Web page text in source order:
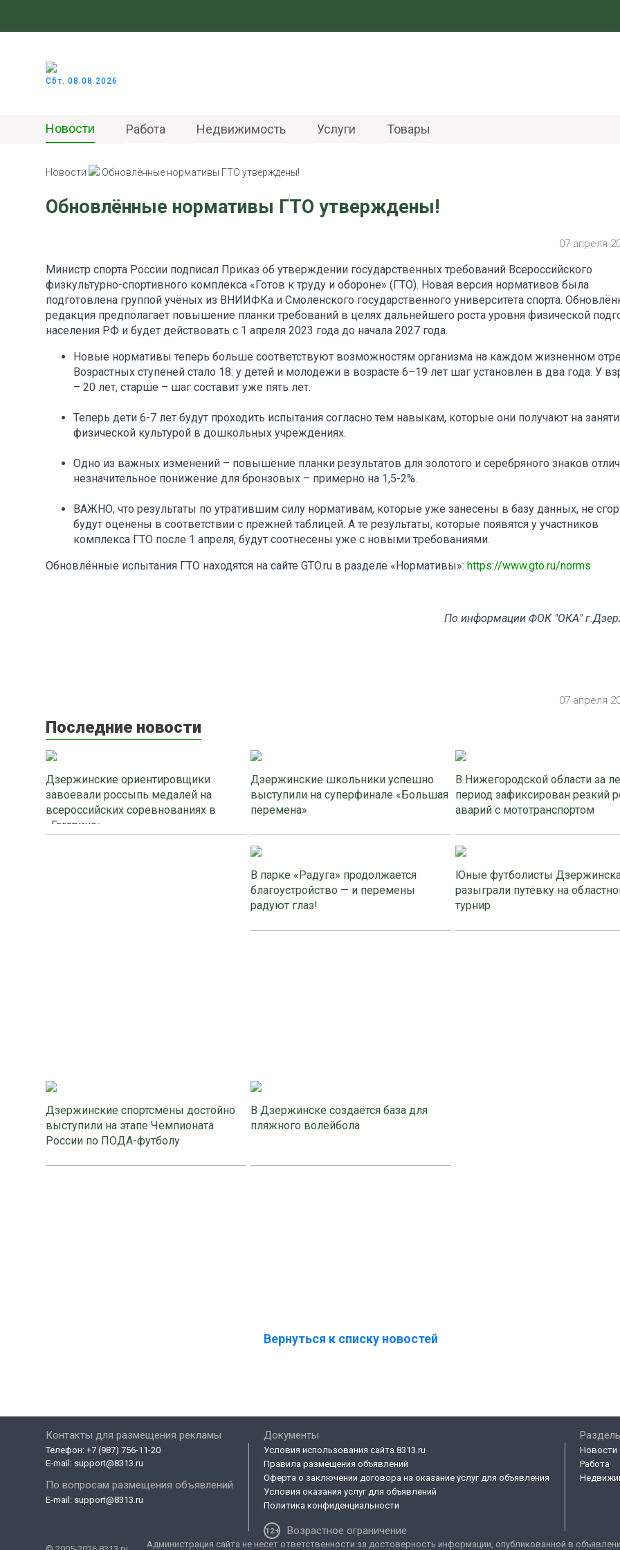
Сбт. 08.08.2026
Новости Работа Недвижимость Услуги Товары
Новости Обновлённые нормативы ГТО утверждены!
Обновлённые нормативы ГТО утверждены!
07 апреля
Министр спорта России подписал Приказ об утверждении государственных требований Всероссийского
физкультурно-спортивного комплекса «Готов к труду и обороне» (ГТО). Новая версия нормативов была
подготовлена группой учёных из ВНИИФКа и Смоленского государственного университета спорта.
редакция предполагает повышение планки требований в целях дальнейшего роста уровня физической
населения РФ и будет действовать с 1 апреля 2023 года до начала 2027 года.
Новые нормативы теперь больше соответствуют возможностям организма на каждом жизненном
Возрастных ступеней стало 18: у детей и молодежи в возрасте 6–19 лет шаг установлен в два года. У
– 20 лет, старше – шаг составит уже пять лет.
Теперь дети 6-7 лет будут проходить испытания согласно тем навыкам, которые они получают на
физической культурой в дошкольных учреждениях.
Одно из важных изменений – повышение планки результатов для золотого и серебряного знаков
незначительное понижение для бронзовых – примерно на 1,5-2%.
ВАЖНО, что результаты по утратившим силу нормативам, которые уже занесены в базу данных, не
будут оценены в соответствии с прежней таблицей. А те результаты, которые появятся у участников
комплекса ГТО после 1 апреля, будут соотнесены уже с новыми требованиями.
Обновлённые испытания ГТО находятся на сайте GTO.ru в разделе «Нормативы»: https://www.gto.ru/norms
По информации ФОК "ОКА"
07 апреля
Последние новости
Дзержинские ориентировщики
завоевали россыпь медалей на
всероссийских соревнованиях в
«Гагарино»
Дзержинские школьники успешно
выступили на суперфинале «Большая
перемена»
В Нижегородской области за
период зафиксирован резкий
аварий с мототранспортом
В парке «Радуга» продолжается
благоустройство — и перемены
радуют глаз!
Юные футболисты
разыграли путёвку на
турнир
Дзержинские спортсмены достойно
выступили на этапе Чемпионата
России по ПОДА-футболу
В Дзержинске создаётся база для
пляжного волейбола
Вернуться к списку новостей
Контакты для размещения рекламы
Телефон: +7 (987) 756-11-20
E-mail: support@8313.ru
По вопросам размещения объявлений
E-mail: support@8313.ru
Документы
Условия использования сайта 8313.ru
Правила размещения объявлений
Оферта о заключении договора на оказание услуг для объявления
Условия оказания услуг для объявлений
Политика конфиденциальности
Возрастное ограничение
Новости
Работа
Администрация сайта не несет ответственности за достоверность информации, опубликованной в